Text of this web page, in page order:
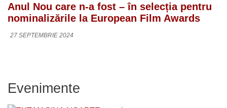
Anul Nou care n-a fost – în selecția pentru
nominalizările la European Film Awards
27 SEPTEMBRIE 2024
Evenimente